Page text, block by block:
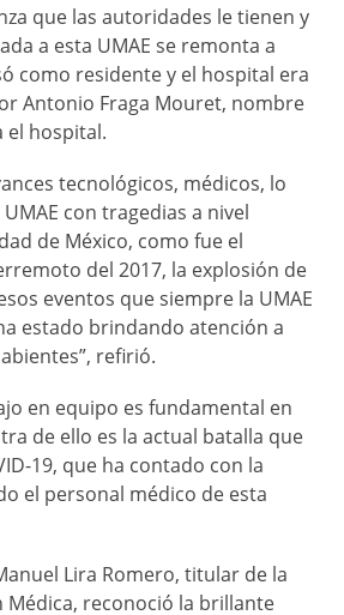
que las autoridades le tienen y
a esta UMAE se remonta a
como residente y el hospital era
Antonio Fraga Mouret, nombre
el hospital.
tecnológicos, médicos, lo
con tragedias a nivel
de México, como fue el
del 2017, la explosión de
eventos que siempre la UMAE
estado brindando atención a
refirió.
en equipo es fundamental en
de ello es la actual batalla que
19, que ha contado con la
el personal médico de esta
Lira Romero, titular de la
Médica, reconoció la brillante